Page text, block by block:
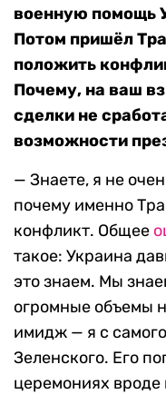
военную помощь
Потом пришёл
положить
Почему, на ваш
сделки не
возможности
— Знаете, я не
почему именно
конфликт. Общее
такое: Украина
это знаем. Мы
огромные объемы
имидж — я с
Зеленского. Его
церемониях